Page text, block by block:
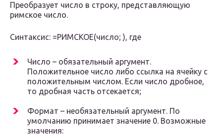
Преобразует число в строку, представляющую
римское число.
Синтаксис: =РИМСКОЕ(число; ), где
Число – обязательный аргумент.
Положительное число либо ссылка на ячейку с
положительным числом. Если число дробное,
то дробная часть отсекается;
Формат – необязательный аргумент. По
умолчанию принимает значение 0. Возможные
значения: